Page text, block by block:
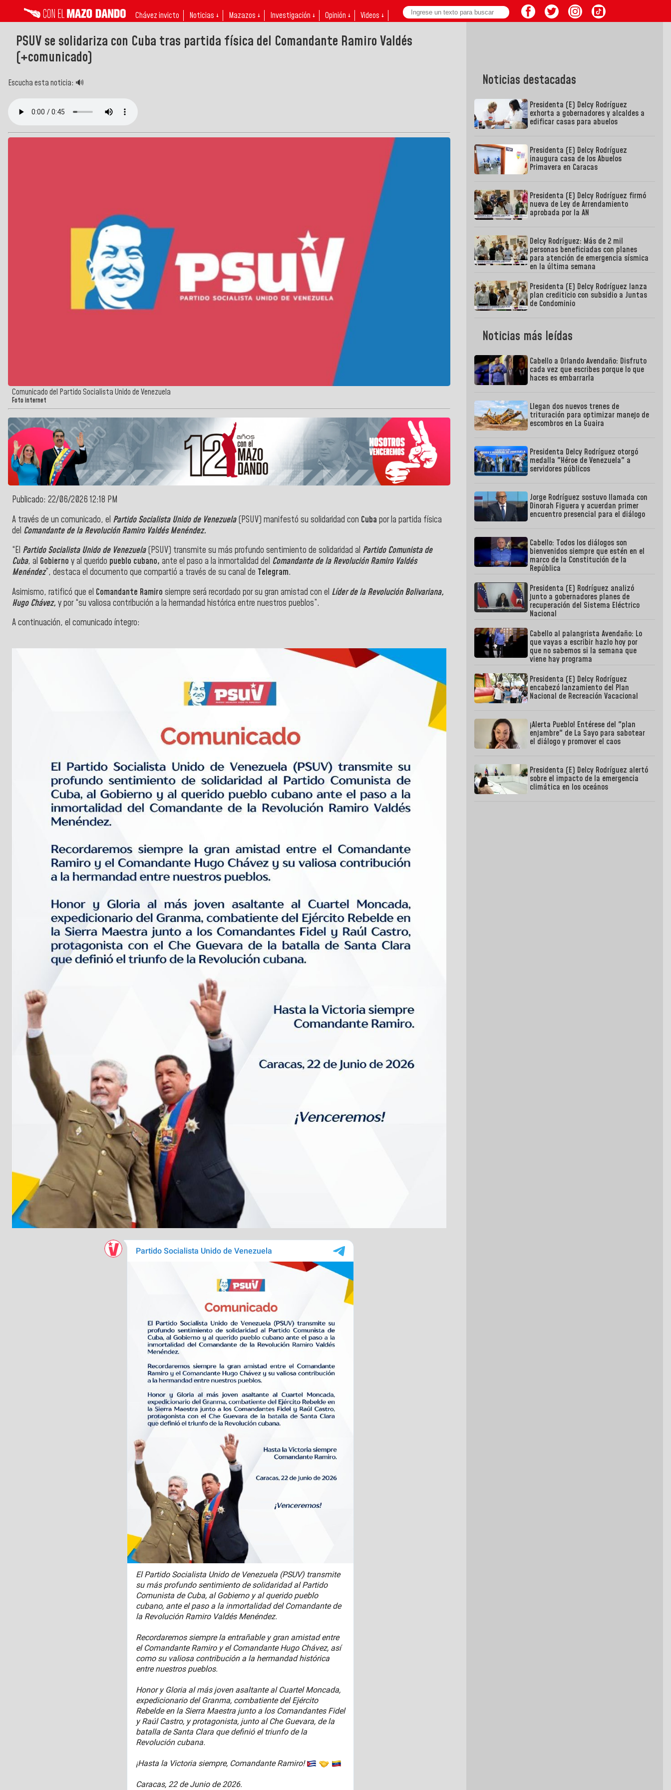
Chávez invicto Noticias ↓ Mazazos ↓ Investigación ↓ Opinión ↓ Videos ↓
PSUV se solidariza con Cuba tras partida física del Comandante Ramiro Valdés
(+comunicado)
Escucha esta noticia: 🔊
Comunicado del Partido Socialista Unido de Venezuela
Foto internet
Publicado: 22/06/2026 12:18 PM
A través de un comunicado, el Partido Socialista Unido de Venezuela(PSUV) manifestó su solidaridad con Cuba por la partida física
del Comandante de la Revolución Ramiro Valdés Menéndez.
“El Partido Socialista Unido de Venezuela(PSUV) transmite su más profundo sentimiento de solidaridad al Partido Comunista de
Cuba, al Gobierno y al querido pueblo cubano, ante el paso a la inmortalidad del Comandante de la Revolución Ramiro Valdés
Menéndez”, destaca el documento que compartió a través de su canal de Telegram.
Asimismo, ratificó que el Comandante Ramiro siempre será recordado por su gran amistad con el Líder de la Revolución Bolivariana,
Hugo Chávez, y por “su valiosa contribución a la hermandad histórica entre nuestros pueblos”.
A continuación, el comunicado íntegro:
Noticias destacadas
Presidenta (E) Delcy Rodríguez
exhorta a gobernadores y alcaldes a
edificar casas para abuelos
Presidenta (E) Delcy Rodríguez
inaugura casa de los Abuelos
Primavera en Caracas
Presidenta (E) Delcy Rodríguez firmó
nueva de Ley de Arrendamiento
aprobada por la AN
Delcy Rodríguez: Más de 2 mil
personas beneficiadas con planes
para atención de emergencia sísmica
en la última semana
Presidenta (E) Delcy Rodríguez lanza
plan crediticio con subsidio a Juntas
de Condominio
Noticias más leídas
Cabello a Orlando Avendaño: Disfruto
cada vez que escribes porque lo que
haces es embarrarla
Llegan dos nuevos trenes de
trituración para optimizar manejo de
escombros en La Guaira
Presidenta Delcy Rodríguez otorgó
medalla "Héroe de Venezuela" a
servidores públicos
Jorge Rodríguez sostuvo llamada con
Dinorah Figuera y acuerdan primer
encuentro presencial para el diálogo
Cabello: Todos los diálogos son
bienvenidos siempre que estén en el
marco de la Constitución de la
República
Presidenta (E) Rodríguez analizó
junto a gobernadores planes de
recuperación del Sistema Eléctrico
Nacional
Cabello al palangrista Avendaño: Lo
que vayas a escribir hazlo hoy por
que no sabemos si la semana que
viene hay programa
Presidenta (E) Delcy Rodríguez
encabezó lanzamiento del Plan
Nacional de Recreación Vacacional
¡Alerta Pueblo! Entérese del "plan
enjambre" de La Sayo para sabotear
el diálogo y promover el caos
Presidenta (E) Delcy Rodríguez alertó
sobre el impacto de la emergencia
climática en los oceános